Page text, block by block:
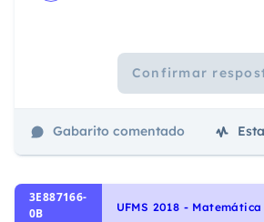
Confirmar
Gabarito comentado
3E887166-
0B